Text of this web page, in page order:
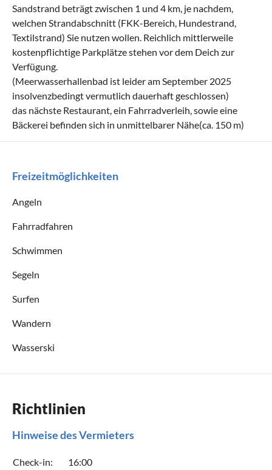
Sandstrand beträgt zwischen 1 und 4 km, je nachdem,
welchen Strandabschnitt (FKK-Bereich, Hundestrand,
Textilstrand) Sie nutzen wollen. Reichlich mittlerweile
kostenpflichtige Parkplätze stehen vor dem Deich zur
Verfügung.
(Meerwasserhallenbad ist leider am September 2025
insolvenzbedingt vermutlich dauerhaft geschlossen)
das nächste Restaurant, ein Fahrradverleih, sowie eine
Bäckerei befinden sich in unmittelbarer Nähe(ca. 150 m)
Freizeitmöglichkeiten
Angeln
Fahrradfahren
Schwimmen
Segeln
Surfen
Wandern
Wasserski
Richtlinien
Hinweise des Vermieters
Check-in:
16:00